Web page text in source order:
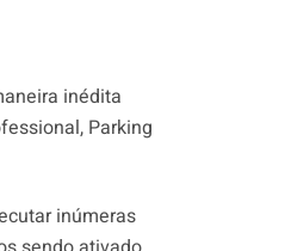
inédita
Parking
inúmeras